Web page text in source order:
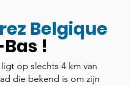
Belgique
!
op slechts 4 km van
die bekend is om zijn